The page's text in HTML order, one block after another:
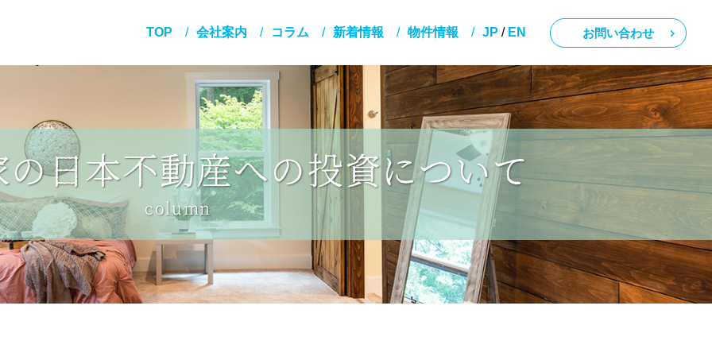
TOP 会社案内 コラム 新着情報 物件情報 JP / EN お問い合わせ
の日本不動産への投資について
column